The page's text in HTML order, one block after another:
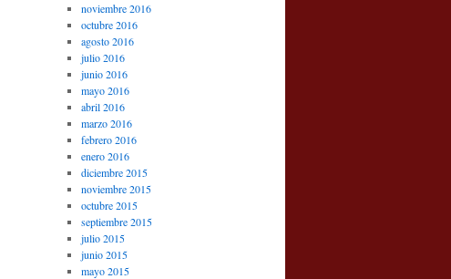
noviembre 2016
octubre 2016
agosto 2016
julio 2016
junio 2016
mayo 2016
abril 2016
marzo 2016
febrero 2016
enero 2016
diciembre 2015
noviembre 2015
octubre 2015
septiembre 2015
julio 2015
junio 2015
mayo 2015